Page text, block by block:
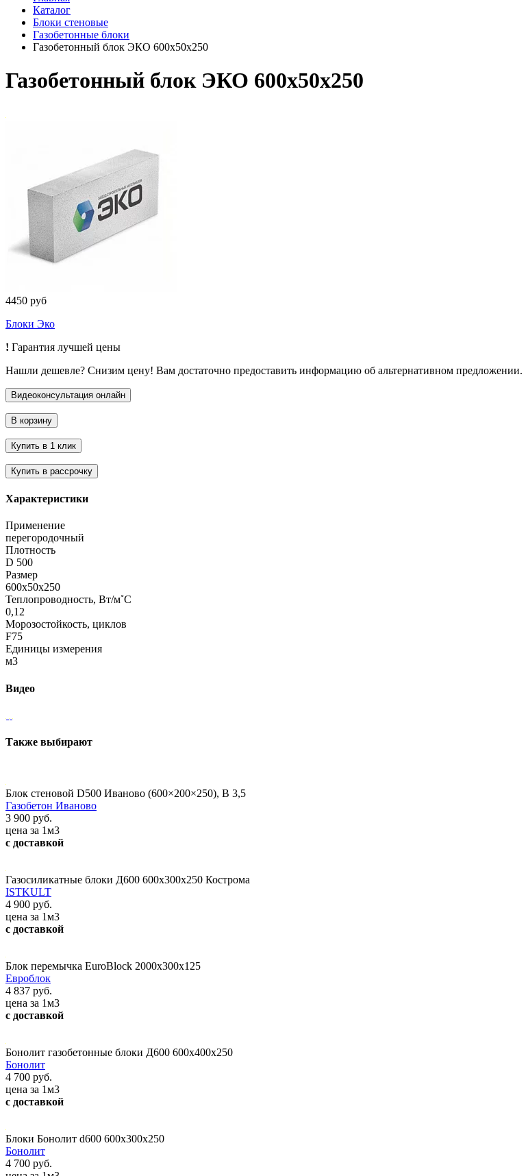
Каталог
Блоки стеновые
Газобетонные блоки
Газобетонный блок ЭКО 600х50х250
Газобетонный блок ЭКО 600х50х250
4450 руб
Блоки Эко
! Гарантия лучшей цены
Нашли дешевле? Снизим цену! Вам достаточно предоставить информацию об альтернативном предложении.
Характеристики
Применение
перегородочный
Плотность
D 500
Размер
600х50х250
Теплопроводность, Вт/м˚С
0,12
Морозостойкость, циклов
F75
Единицы измерения
м3
Видео
Также выбирают
Блок стеновой D500 Иваново (600×200×250), В 3,5
Газобетон Иваново
3 900 руб.
цена за 1м3
с доставкой
Газосиликатные блоки Д600 600х300х250 Кострома
ISTKULT
4 900 руб.
цена за 1м3
с доставкой
Блок перемычка EuroBlock 2000х300х125
Евроблок
4 837 руб.
цена за 1м3
с доставкой
Бонолит газобетонные блоки Д600 600x400x250
Бонолит
4 700 руб.
цена за 1м3
с доставкой
Блоки Бонолит d600 600х300х250
Бонолит
4 700 руб.